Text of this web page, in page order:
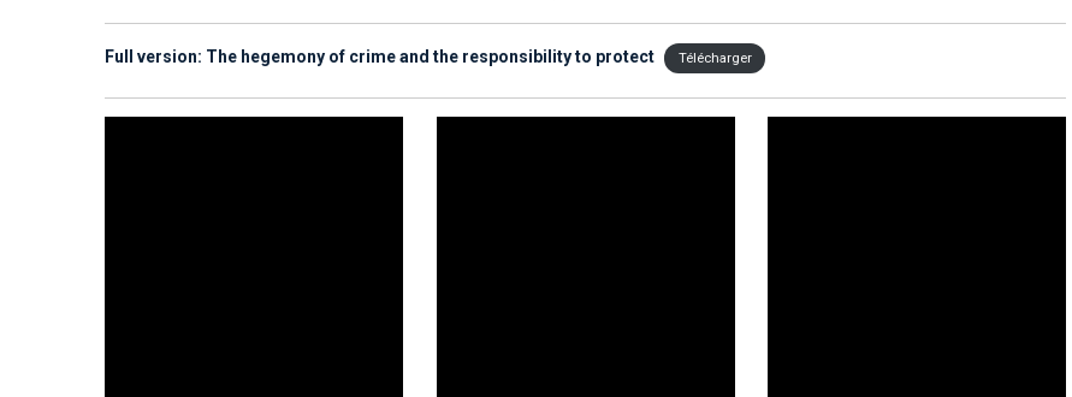
Full version: The hegemony of crime and the responsibility to protect Télécharger